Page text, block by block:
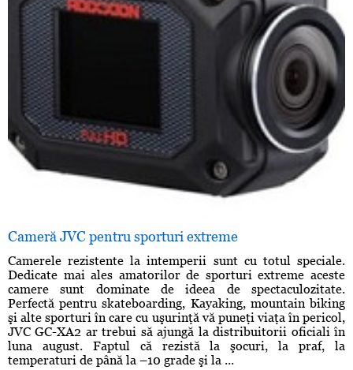
Cameră JVC pentru sporturi extreme
Camerele rezistente la intemperii sunt cu totul speciale.
Dedicate mai ales amatorilor de sporturi extreme aceste
camere sunt dominate de ideea de spectaculozitate.
Perfectă pentru skateboarding, Kayaking, mountain biking
şi alte sporturi în care cu uşurinţă vă puneţi viaţa în pericol,
JVC GC-XA2 ar trebui să ajungă la distribuitorii oficiali în
luna august. Faptul că rezistă la şocuri, la praf, la
temperaturi de până la –10 grade şi la ...